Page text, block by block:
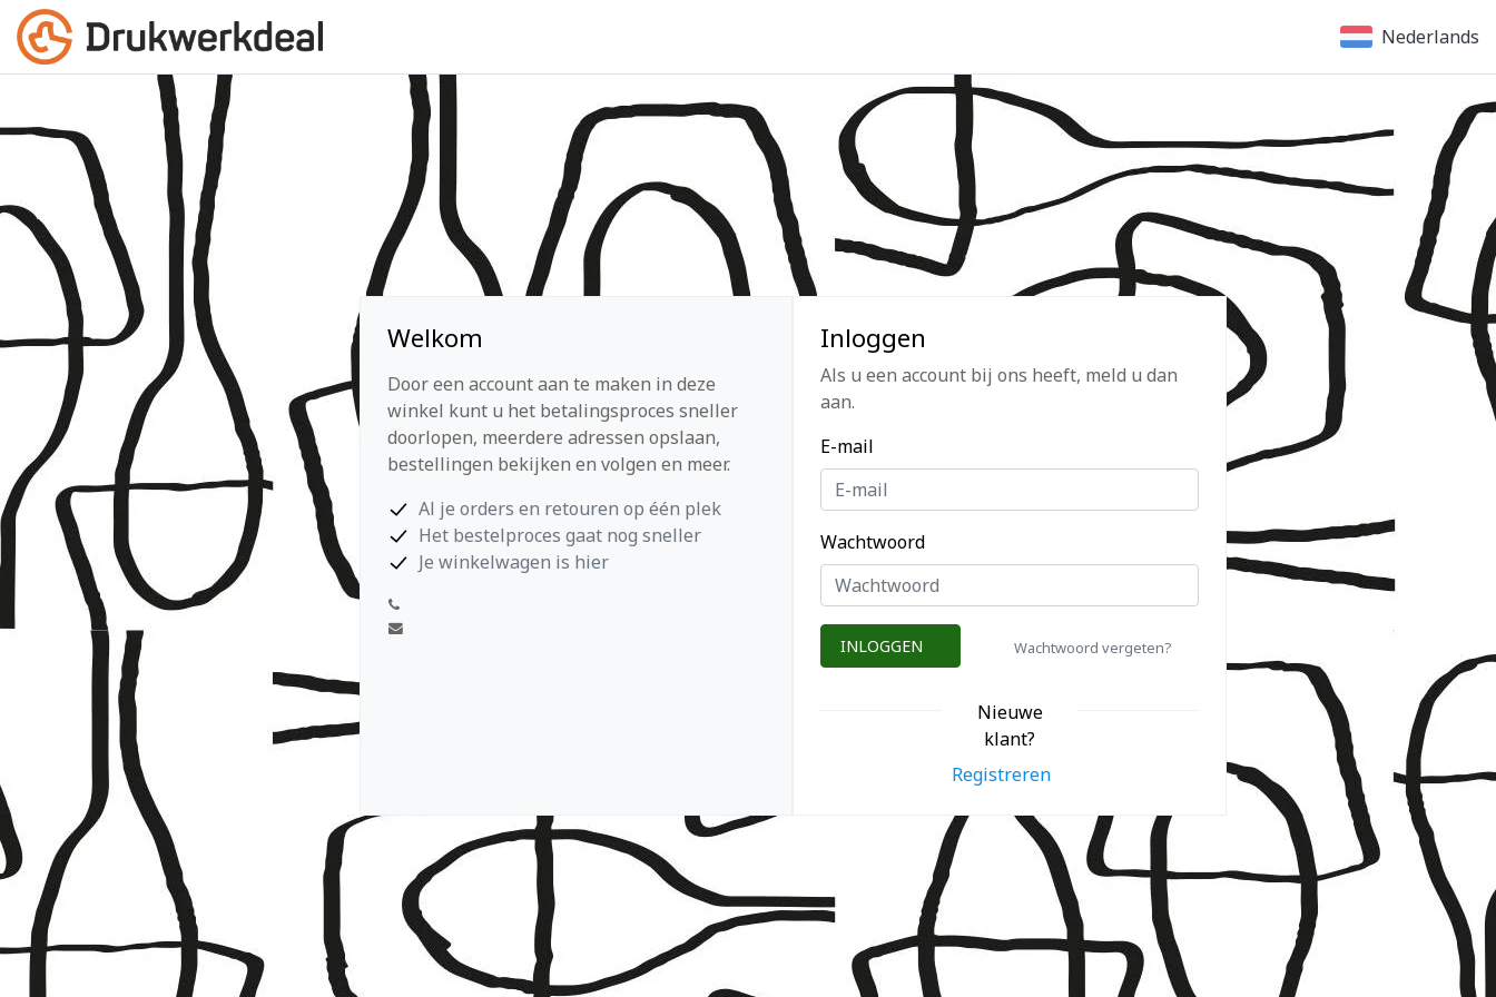
Nederlands
Welkom
Door een account aan te maken in deze
winkel kunt u het betalingsproces sneller
doorlopen, meerdere adressen opslaan,
bestellingen bekijken en volgen en meer.
Al je orders en retouren op één plek
Het bestelproces gaat nog sneller
Je winkelwagen is hier
Inloggen
Als u een account bij ons heeft, meld u dan
aan.
E-mail
Wachtwoord
INLOGGEN Wachtwoord vergeten?
Nieuwe
klant?
Registreren